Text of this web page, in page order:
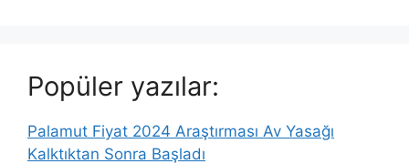
Popüler yazılar:
Palamut Fiyat 2024 Araştırması Av Yasağı
Kalktıktan Sonra Başladı